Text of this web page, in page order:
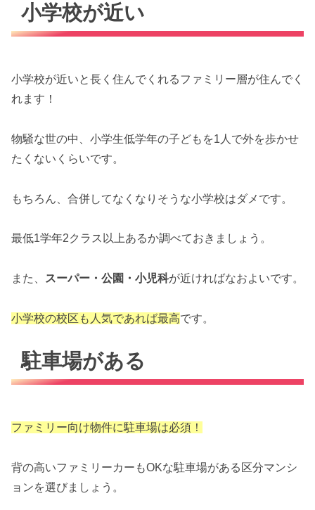
小学校が近い
小学校が近いと長く住んでくれるファミリー層が住んでく
れます！
物騒な世の中、小学生低学年の子どもを1人で外を歩かせ
たくないくらいです。
もちろん、合併してなくなりそうな小学校はダメです。
最低1学年2クラス以上あるか調べておきましょう。
また、 スーパー・公園・小児科が近ければなおよいです。
小学校の校区も人気であれば最高です。
駐車場がある
ファミリー向け物件に駐車場は必須！
背の高いファミリーカーもOKな駐車場がある区分マンシ
ョンを選びましょう。